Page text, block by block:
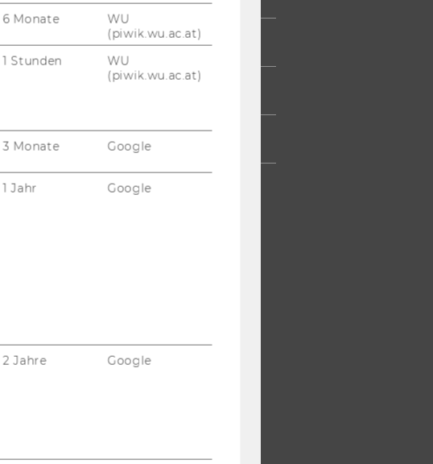
PRESSE
UNTERNEHMEN
6 Monate
WU
(piwik.wu.ac.at)
1 Stunden
WU
(piwik.wu.ac.at)
3 Monate Google
1 Jahr Google
2 Jahre Google